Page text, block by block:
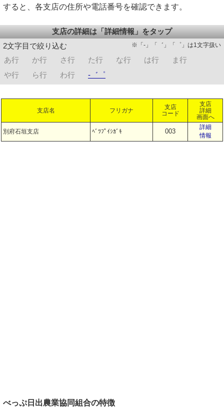
すると、各支店の住所や電話番号を確認できます。
支店の詳細は「詳細情報」をタップ
2文字目で絞り込む
※「-」「゛」「゜」は1文字扱い
あ行 か行 さ行 た行 な行 は行
ま行
や行
ら行 わ行 -゛゜
支店名 フリガナ
支店
コード
支店
詳細
画面へ
別府石垣支店 ﾍﾞﾂﾌﾟｲｼｶﾞｷ 003
詳細
情報
べっぷ日出農業協同組合の特徴